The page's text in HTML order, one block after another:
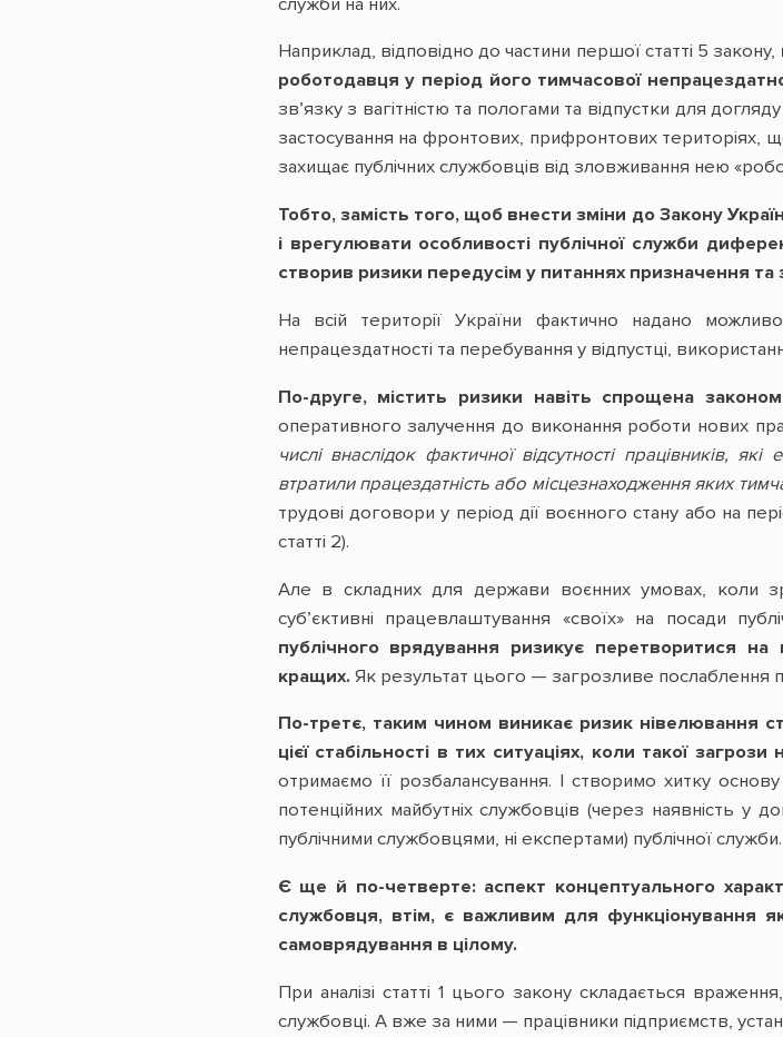
Наприклад, відповідно до частини першої статті 5 закону,
роботодавця у період його тимчасової
зв’язку з вагітністю та пологами та відпустки для
застосування на фронтових, прифронтових територіях,
захищає публічних службовців від зловживання нею
Тобто, замість того, щоб внести зміни до Закону
і врегулювати особливості публічної служби
створив ризики передусім у питаннях призначення та
На всій території України фактично надано
непрацездатності та перебування у відпустці,
По-друге, містить ризики навіть спрощена
оперативного залучення до виконання роботи нових
числі внаслідок фактичної відсутності працівників,
втратили працездатність або місцезнаходження яких
трудові договори у період дії воєнного стану або на
статті 2).
Але в складних для держави воєнних умовах, коли
суб’єктивні працевлаштування «своїх» на посади
публічного врядування ризикує перетворитися
кращих. Як результат цього — загрозливе послаблення
По-третє, таким чином виникає ризик нівелювання
цієї стабільності в тих ситуаціях, коли такої
отримаємо її розбалансування. І створимо хитку
потенційних майбутніх службовців (через наявність у
публічними службовцями, ні експертами) публічної служби.
Є ще й по-четверте: аспект концептуального
службовця, втім, є важливим для функціонування
самоврядування в цілому.
При аналізі статті 1 цього закону складається
службовці. А вже за ними — працівники підприємств,